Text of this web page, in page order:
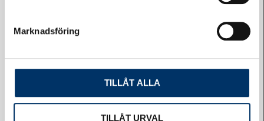
Marknadsföring
TILLÅT ALLA
TILLÅT URVAL
Självservice